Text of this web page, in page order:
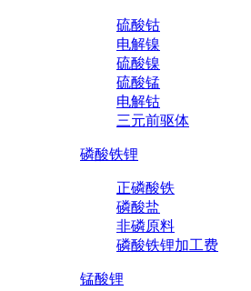
硫酸钴
电解镍
硫酸镍
硫酸锰
电解钴
三元前驱体
磷酸铁锂
正磷酸铁
磷酸盐
非磷原料
磷酸铁锂加工费
锰酸锂